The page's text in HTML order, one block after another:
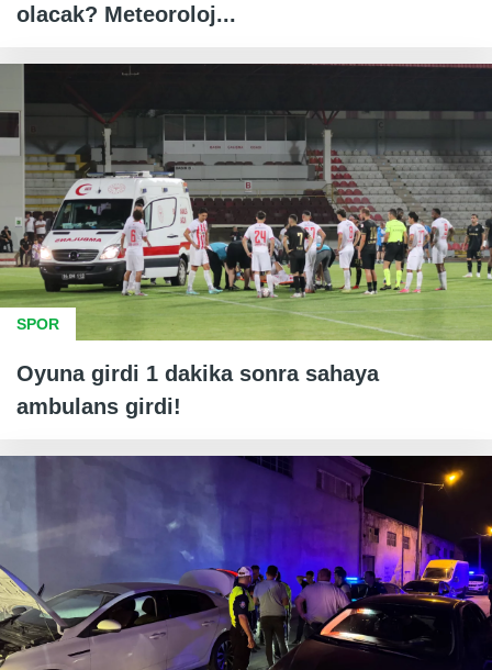
olacak? Meteoroloj...
SPOR
Oyuna girdi 1 dakika sonra sahaya
ambulans girdi!